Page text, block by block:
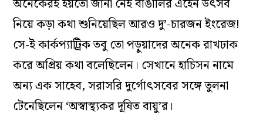
অনেকেরই হয়তো জানা নেই বাঙালির এহেন উৎসব
নিয়ে কড়া কথা শুনিয়েছিল আরও দু’-চারজন ইংরেজ!
সে-ই কার্কপ্যাট্রিক তবু তো পড়ুয়াদের অনেক রাখঢাক
করে অপ্রিয় কথা বলেছিলেন। সেখানে হাচিসন নামে
অন্য এক সাহেব, সরাসরি দুর্গোৎসবের সঙ্গে তুলনা
টেনেছিলেন ‘অস্বাস্থ্যকর দূষিত বায়ু’র।